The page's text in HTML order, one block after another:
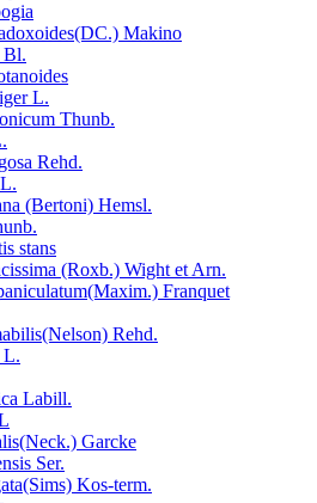
Makino
Bl.
L.
Thunb.
Rehd.
(Bertoni) Hemsl.
stans
(Roxb.) Wight et Arn.
Franquet
Rehd.
L.
Labill.
Garcke
Ser.
Kos-term.